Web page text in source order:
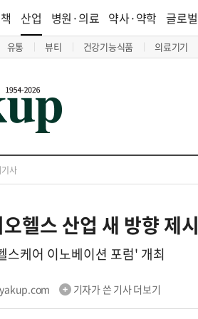
산업
유통 뷰티 건강기능식품 의료기기
병원·의료 약사·약학 글로벌
사
헬스 산업 새 방향 제시
스케어 이노베이션 포럼' 개최
기자가 쓴 기사 더보기